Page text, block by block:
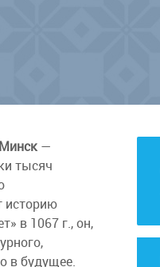
Минск —
тысяч
историю
в 1067 г., он,
в будущее.